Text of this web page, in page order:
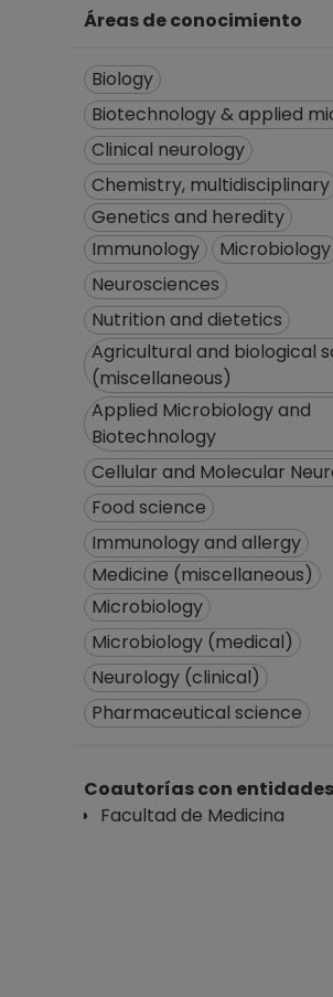
Áreas de conocimiento
Biology
Biotechnology & applied
Clinical neurology
Chemistry, multidisciplinary
Genetics and heredity
Immunology
Microbiology
Neurosciences
Nutrition and dietetics
Agricultural and biological
(miscellaneous)
Applied Microbiology and
Biotechnology
Cellular and Molecular
Food science
Immunology and allergy
Medicine (miscellaneous)
Microbiology
Microbiology (medical)
Neurology (clinical)
Pharmaceutical science
Coautorías con entidades
Facultad de Medicina